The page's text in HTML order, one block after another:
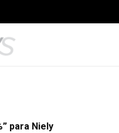
para Niely